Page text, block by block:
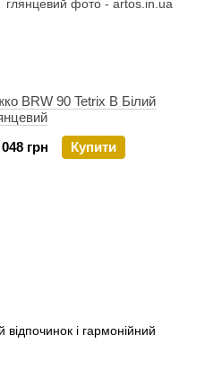
і гармонійний
BRW 90 Tetrix B Білий
грн
Купити